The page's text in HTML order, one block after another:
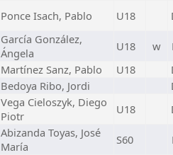
Ponce Isach, Pablo U18
García González,
Ángela
U18 w
Martínez Sanz, Pablo U18
Bedoya Ribo, Jordi
Vega Cieloszyk, Diego
Piotr
U18
Abizanda Toyas, José
María
S60